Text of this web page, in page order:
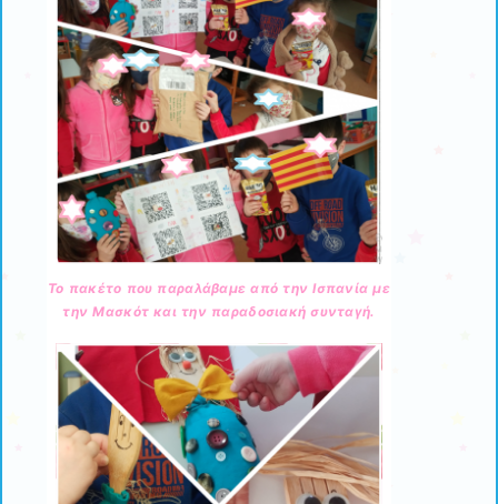
Το πακέτο που παραλάβαμε από την Ισπανία με
την Μασκότ και την παραδοσιακή συνταγή.